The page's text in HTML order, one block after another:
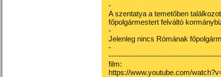
-
A szentatya a temetőben
főpolgármestert felváltó
-
Jelenleg nincs Rómának
-
film:
https://www.youtube.com/